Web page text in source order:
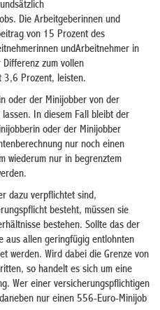
Die Arbeitgeberinnen und
von 15 Prozent des
undArbeitnehmer in
zum vollen
3,6 Prozent, leisten.
oder der Minijobber von der
In diesem Fall bleibt der
oder der Minijobber
nur noch einen
wiederum nur in begrenztem
dazu verpflichtet sind,
besteht, müssen sie
bestehen. Sollte das der
aus allen geringfügig entlohnten
werden. Wird dabei die Grenze von
so handelt es sich um eine
Wer einer versicherungspflichtigen
nur einen 556-Euro-Minijob